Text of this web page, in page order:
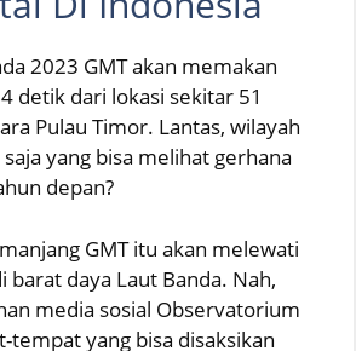
2023 GMT akan memakan
detik dari lokasi sekitar 51
Pulau Timor. Lantas, wilayah
yang bisa melihat gerhana
depan?
GMT itu akan melewati
barat daya Laut Banda. Nah,
media sosial Observatorium
tempat yang bisa disaksikan